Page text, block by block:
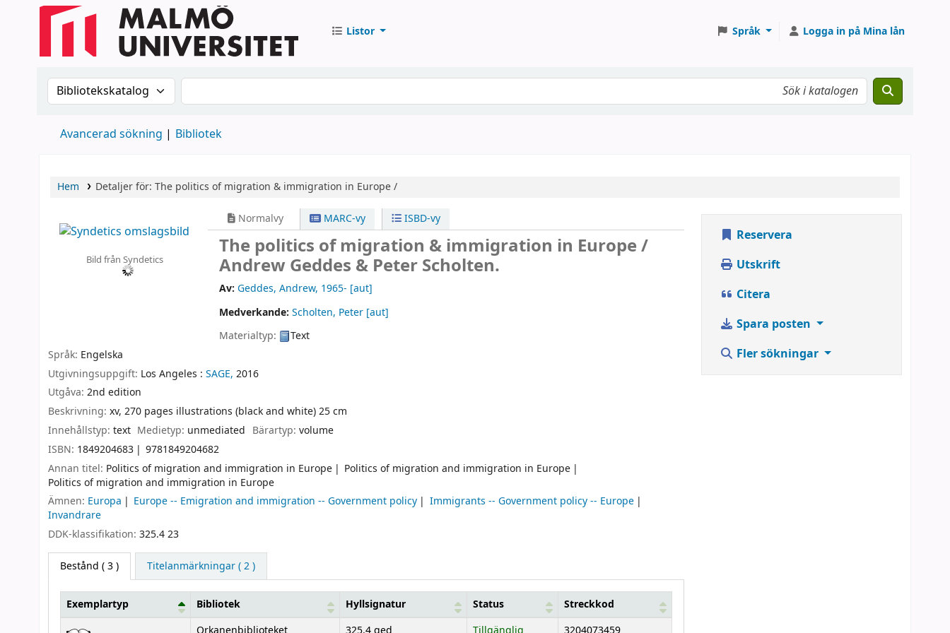
Listor Språk Logga in på Mina lån
Sök i katalogen efter:Sök i katalogen
Avancerad sökning Bibliotek
Hem Detaljer för: The politics of migration & immigration in Europe /
Bild från Syndetics
Normalvy MARC-vy ISBD-vy
The politics of migration & immigration in Europe /
Andrew Geddes & Peter Scholten.
Av: Geddes, Andrew, 1965- [aut]
Medverkande:Scholten, Peter [aut]
Materialtyp:
Text
Språk: Engelska
Utgivningsuppgift: Los Angeles : SAGE, 2016
Utgåva: 2nd edition
Beskrivning: xv, 270 pages illustrations (black and white) 25 cm
Innehållstyp: text Medietyp: unmediated Bärartyp: volume
ISBN: 1849204683
9781849204682
Annan titel: Politics of migration and immigration in Europe
Politics of migration and immigration in Europe
Politics of migration and immigration in Europe
Ämnen: Europa Europe -- Emigration and immigration -- Government policy
Immigrants -- Government policy -- Europe
Invandrare
DDK-klassifikation: 325.4 23
Bestånd ( 3 ) Titelanmärkningar ( 2 )
Bestånd
Exemplartyp Bibliotek Hyllsignatur Status Streckkod
Reservera
Utskrift
Citera
Spara posten
Fler sökningar